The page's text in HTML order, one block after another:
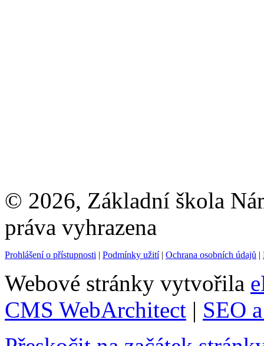
© 2026, Základní škola
práva vyhrazena
Prohlášení o přístupnosti | Podmínky užití| Ochrana osobních údajů |
Webové stránky vytvořila
CMS WebArchitect | SEO